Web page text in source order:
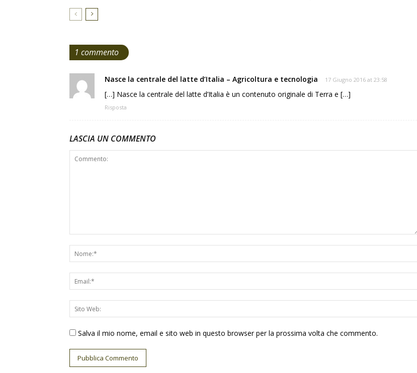
1 commento
Nasce la centrale del latte d’Italia – Agricoltura e tecnologia 17 Giugno 2016 at 23:58
[…] Nasce la centrale del latte d’Italia è un contenuto originale di Terra e […]
Risposta
LASCIA UN COMMENTO
Salva il mio nome, email e sito web in questo browser per la prossima volta che commento.